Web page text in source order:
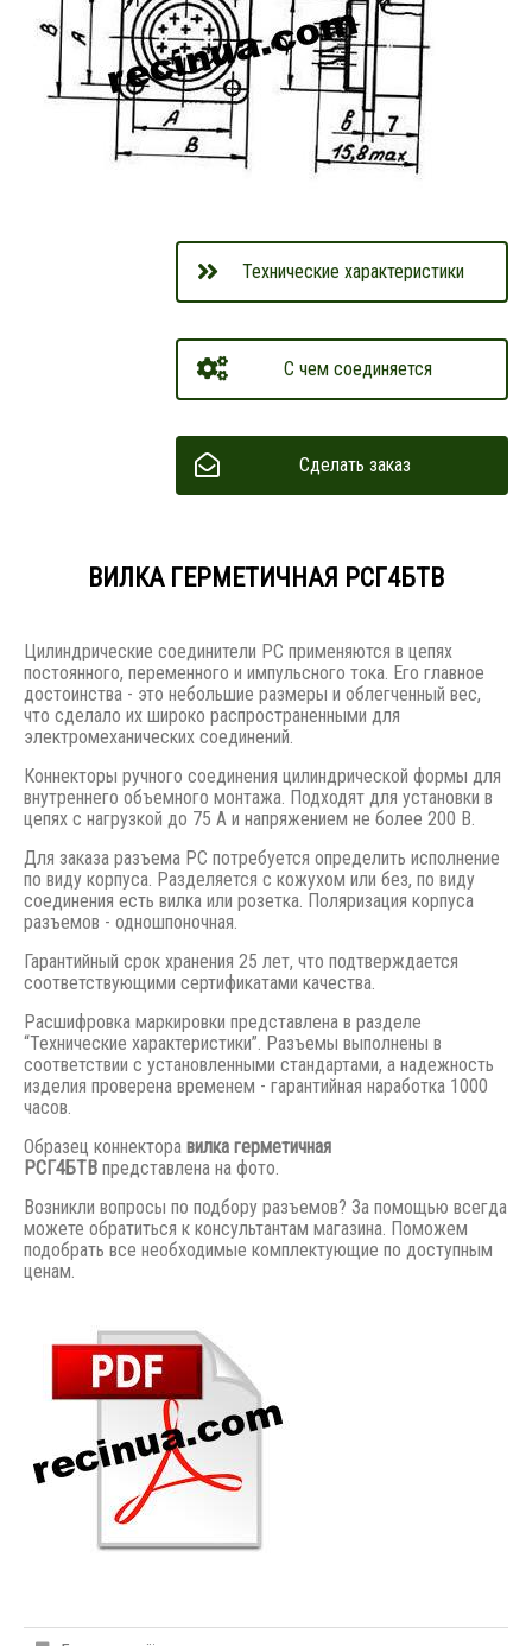
Технические характеристики
С чем соединяется
Сделать заказ
ВИЛКА ГЕРМЕТИЧНАЯ РСГ4БТВ
Цилиндрические соединители РС применяются в цепях
постоянного, переменного и импульсного тока. Его главное
достоинства - это небольшие размеры и облегченный вес,
что сделало их широко распространенными для
электромеханических соединений.
Коннекторы ручного соединения цилиндрической формы для
внутреннего объемного монтажа. Подходят для установки в
цепях с нагрузкой до 75 А и напряжением не более 200 В.
Для заказа разъема РС потребуется определить исполнение
по виду корпуса. Разделяется с кожухом или без, по виду
соединения есть вилка или розетка. Поляризация корпуса
разъемов - одношпоночная.
Гарантийный срок хранения 25 лет, что подтверждается
соответствующими сертификатами качества.
Расшифровка маркировки представлена в разделе
“Технические характеристики”. Разъемы выполнены в
соответствии с установленными стандартами, а надежность
изделия проверена временем - гарантийная наработка 1000
часов.
Образец коннектора вилка герметичная
РСГ4БТВ представлена на фото.
Возникли вопросы по подбору разъемов? За помощью всегда
можете обратиться к консультантам магазина. Поможем
подобрать все необходимые комплектующие по доступным
ценам.